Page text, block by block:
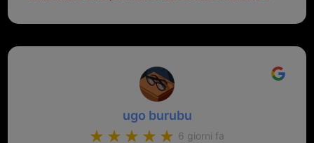
meglio ferramenta de ostia e poi il prorietario il signor
ugo burubu
6 giorni fa